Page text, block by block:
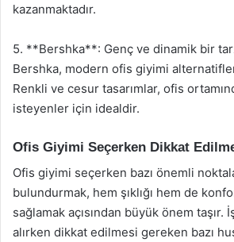
kazanmaktadır.
5. **Bershka**: Genç ve dinamik bir
Bershka, modern ofis giyimi
Renkli ve cesur tasarımlar, ofis
isteyenler için idealdir.
Ofis Giyimi Seçerken Dikkat
Ofis giyimi seçerken bazı önemli
bulundurmak, hem şıklığı hem de
sağlamak açısından büyük önem taşır.
alırken dikkat edilmesi gereken bazı